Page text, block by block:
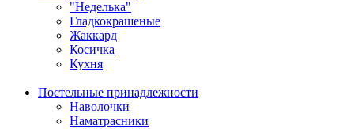
"Неделька"
Гладкокрашеные
Жаккард
Косичка
Кухня
Постельные принадлежности
Наволочки
Наматрасники